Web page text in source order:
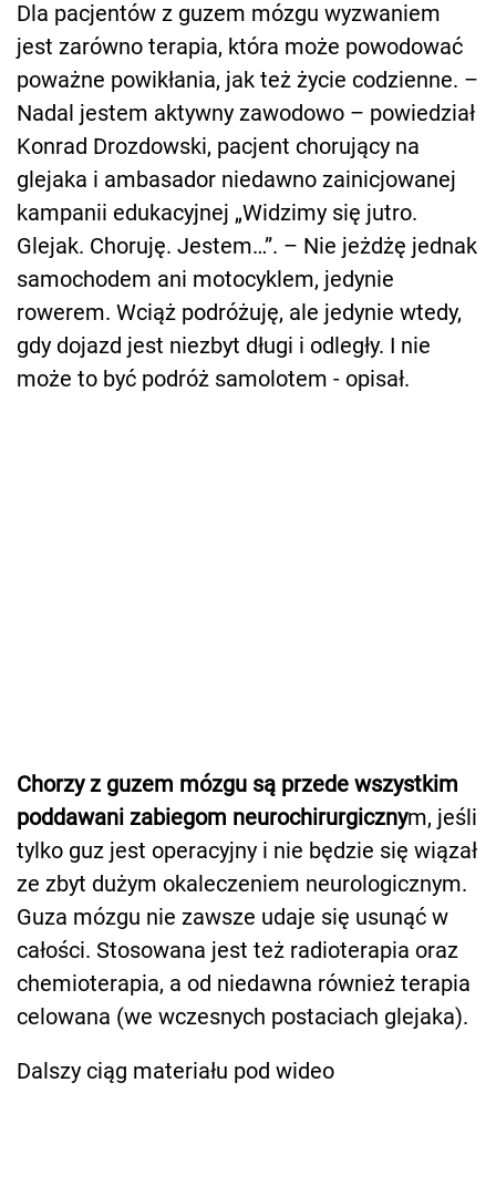
Dla pacjentów z guzem mózgu wyzwaniem
jest zarówno terapia, która może powodować
poważne powikłania, jak też życie codzienne. –
Nadal jestem aktywny zawodowo – powiedział
Konrad Drozdowski, pacjent chorujący na
glejaka i ambasador niedawno zainicjowanej
kampanii edukacyjnej „Widzimy się jutro.
Glejak. Choruję. Jestem…”. – Nie jeżdżę jednak
samochodem ani motocyklem, jedynie
rowerem. Wciąż podróżuję, ale jedynie wtedy,
gdy dojazd jest niezbyt długi i odległy. I nie
może to być podróż samolotem - opisał.
Chorzy z guzem mózgu są przede wszystkim
poddawani zabiegom neurochirurgicznym, jeśli
tylko guz jest operacyjny i nie będzie się wiązał
ze zbyt dużym okaleczeniem neurologicznym.
Guza mózgu nie zawsze udaje się usunąć w
całości. Stosowana jest też radioterapia oraz
chemioterapia, a od niedawna również terapia
celowana (we wczesnych postaciach glejaka).
Dalszy ciąg materiału pod wideo